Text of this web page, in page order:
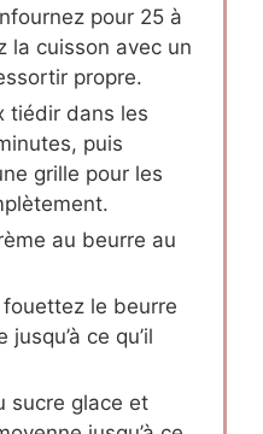
pour 25 à
la cuisson avec un
propre.
tiédir dans les
puis
grille pour les
au beurre au
le beurre
ce qu’il
sucre glace et